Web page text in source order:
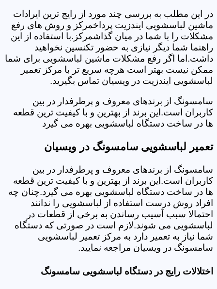
در این مطلب به بررسی چند مورد از رایج ترین ایرادات
ماشین لباسشویی ایندزیت پرداخمرکز و روش های رفع
مشکلات را با شما در میان گذاشمرکز.با استفاده از این
راهنما شما دیگر نیازی به حضور تکنسین نخواهید
داشت.اما اگر رفع مشکلات ماشین لباسشویی برای شما
ممکن نیست بهتر است هرچه سریع تر با مرکز تعمیر
لباسشویی ایندزیت در ویسیان تماس بگیرید.
سامسونگ از برندهای معروف و پرطرفدار در بین
کاربران است.این برند از بهترین و با کیفیت ترین قطعه
ها در ساخت دستگاه لباسشویی بهره می گیرد
تعمیر لباسشویی سامسونگ در ویسیان
سامسونگ از برندهای معروف و پرطرفدار در بین
کاربران است.این برند از بهترین و با کیفیت ترین قطعه
ها در ساخت دستگاه لباسشویی بهره می گیرد.چنان چه
افراد روش درست استفاده از لباسشویی را ندانند
احتمالا سبب آسیب رساندن به برخی از قطعات در
لباسشویی می شوند.لازم است در صورتی که دستگاه
شما نیاز به تعمیر دارد به مرکز تعمیر لباسشویی
سامسونگ در ویسیان مراجعه نمایید.
اختلالات رایج در دستگاه لباسشویی سامسونگ